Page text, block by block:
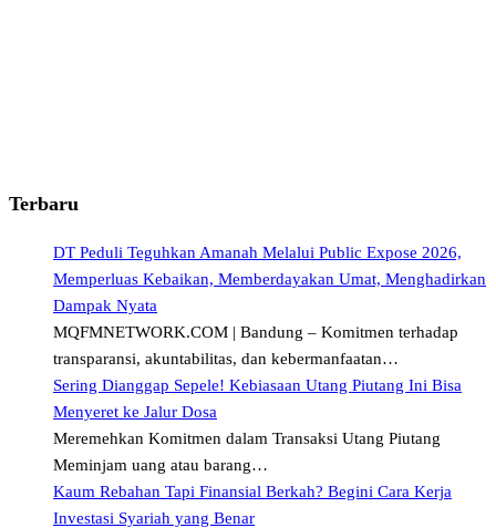
Terbaru
DT Peduli Teguhkan Amanah Melalui Public Expose 2026,
Memperluas Kebaikan, Memberdayakan Umat, Menghadirkan
Dampak Nyata
MQFMNETWORK.COM | Bandung – Komitmen terhadap
transparansi, akuntabilitas, dan kebermanfaatan…
Sering Dianggap Sepele! Kebiasaan Utang Piutang Ini Bisa
Menyeret ke Jalur Dosa
Meremehkan Komitmen dalam Transaksi Utang Piutang
Meminjam uang atau barang…
Kaum Rebahan Tapi Finansial Berkah? Begini Cara Kerja
Investasi Syariah yang Benar